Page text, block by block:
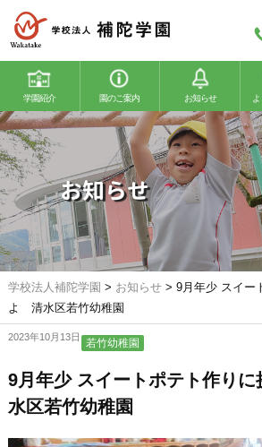
学園紹介 園のご案内
若竹幼稚園 若竹
お知らせ
お知らせ
学校法人補陀学園 > お知らせ> 9月年少 スイー
よ 清水区若竹幼稚園
2023年10月13日 若竹幼稚園
9月年少 スイートポテト作り
水区若竹幼稚園